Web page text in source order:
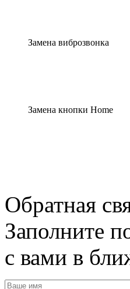
Замена виброзвонка
Замена кнопки Home
Обратная
Заполните
с вами в